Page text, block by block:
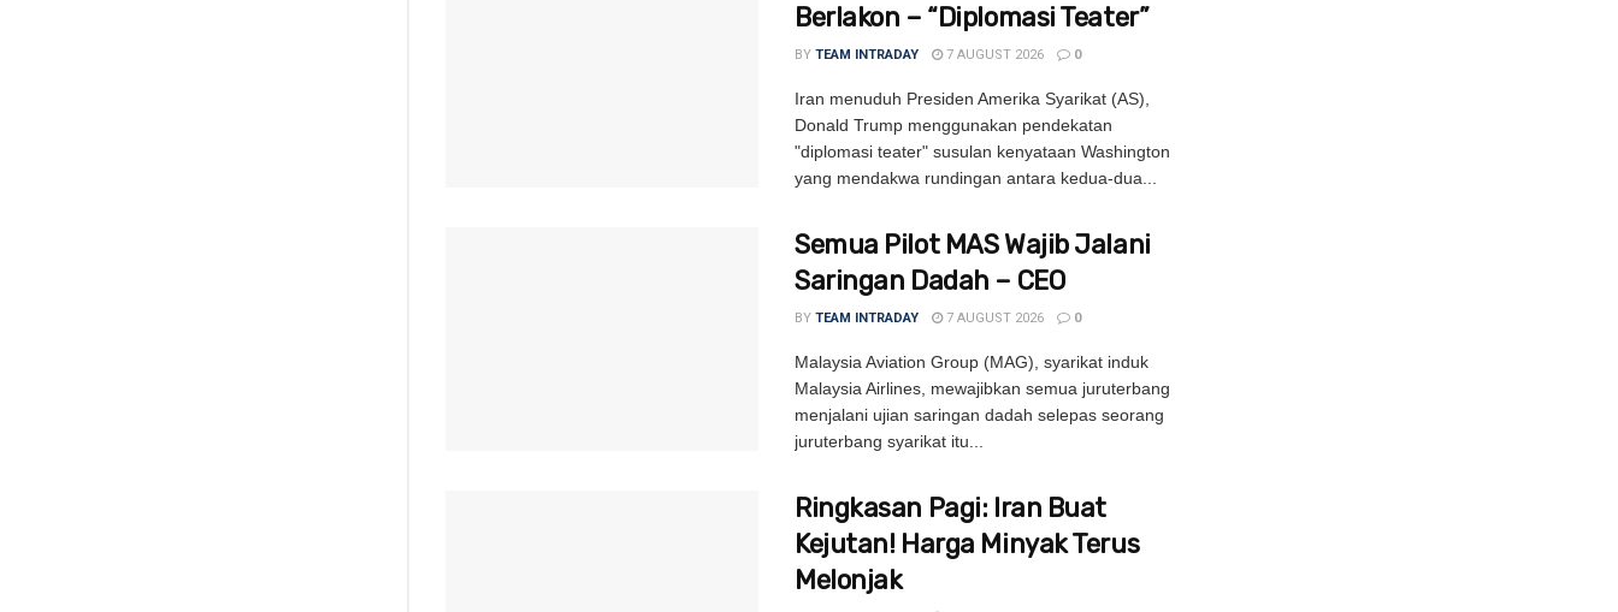
Berlakon – “Diplomasi Teater”
BY TEAM INTRADAY 7 AUGUST 2026 0
Iran menuduh Presiden Amerika Syarikat (AS),
Donald Trump menggunakan pendekatan
"diplomasi teater" susulan kenyataan Washington
yang mendakwa rundingan antara kedua-dua...
Semua Pilot MAS Wajib Jalani
Saringan Dadah – CEO
BY TEAM INTRADAY 7 AUGUST 2026 0
Malaysia Aviation Group (MAG), syarikat induk
Malaysia Airlines, mewajibkan semua juruterbang
menjalani ujian saringan dadah selepas seorang
juruterbang syarikat itu...
Ringkasan Pagi: Iran Buat
Kejutan! Harga Minyak Terus
Melonjak